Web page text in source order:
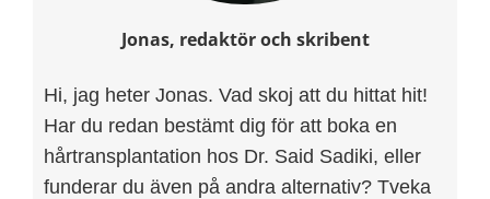
Jonas, redaktör och skribent
Hi, jag heter Jonas. Vad skoj att du hittat hit!
Har du redan bestämt dig för att boka en
hårtransplantation hos Dr. Said Sadiki, eller
funderar du även på andra alternativ? Tveka